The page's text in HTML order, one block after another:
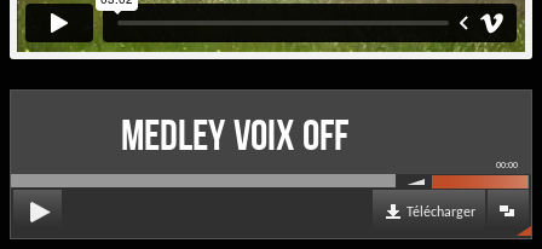
MEDLEY VOIX OFF
00:00
Télécharger